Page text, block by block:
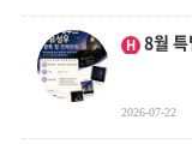
H
인기글
8월
2026-07-22
인기글